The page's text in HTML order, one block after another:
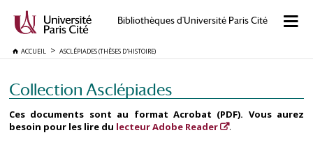
Bibliothèques d'Université Paris Cité
ACCUEIL ASCLÉPIADES (THÈSES D'HISTOIRE)
Collection Asclépiades
Ces documents sont au format Acrobat (PDF). Vous aurez
besoin pour les lire du lecteur Adobe Reader .